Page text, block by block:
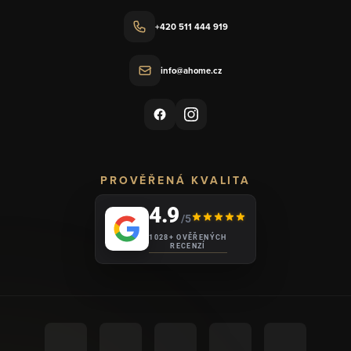
+420 511 444 919
info@ahome.cz
PROVĚŘENÁ KVALITA
4.9/5
1028+ OVĚŘENÝCH
RECENZÍ